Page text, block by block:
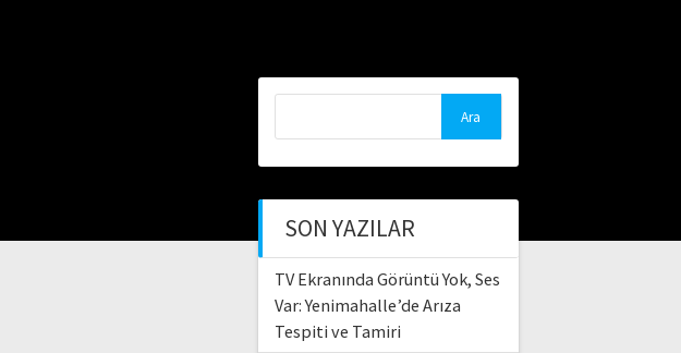
SON YAZILAR
TV Ekranında Görüntü Yok, Ses
Var: Yenimahalle’de Arıza
Tespiti ve Tamiri